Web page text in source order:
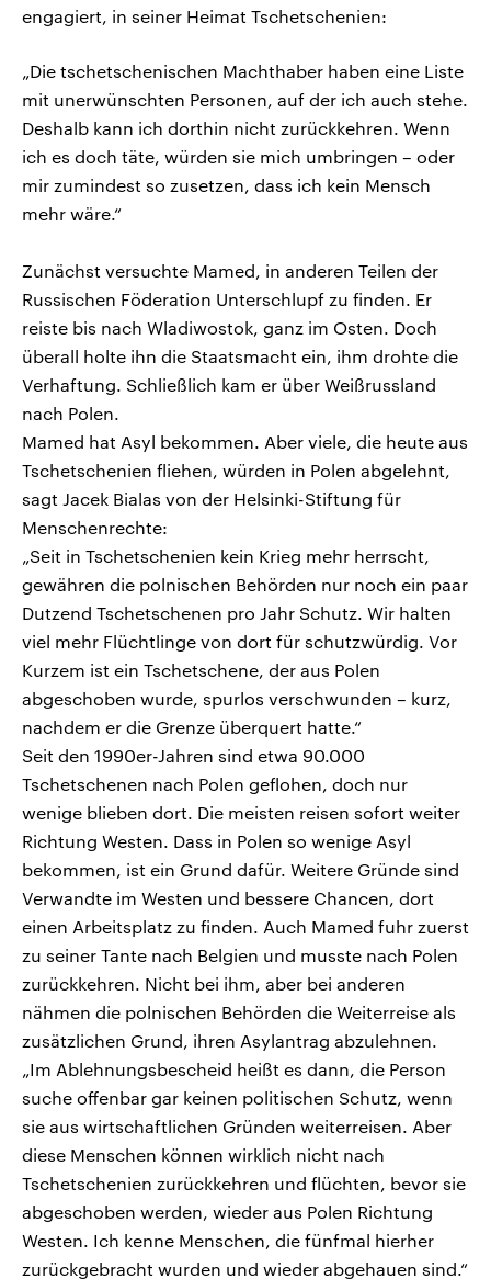
engagiert, in seiner Heimat Tschetschenien:
„Die tschetschenischen Machthaber haben eine Liste
mit unerwünschten Personen, auf der ich auch stehe.
Deshalb kann ich dorthin nicht zurückkehren. Wenn
ich es doch täte, würden sie mich umbringen – oder
mir zumindest so zusetzen, dass ich kein Mensch
mehr wäre.“
Zunächst versuchte Mamed, in anderen Teilen der
Russischen Föderation Unterschlupf zu finden. Er
reiste bis nach Wladiwostok, ganz im Osten. Doch
überall holte ihn die Staatsmacht ein, ihm drohte die
Verhaftung. Schließlich kam er über Weißrussland
nach Polen.
Mamed hat Asyl bekommen. Aber viele, die heute aus
Tschetschenien fliehen, würden in Polen abgelehnt,
sagt Jacek Bialas von der Helsinki-Stiftung für
Menschenrechte:
„Seit in Tschetschenien kein Krieg mehr herrscht,
gewähren die polnischen Behörden nur noch ein paar
Dutzend Tschetschenen pro Jahr Schutz. Wir halten
viel mehr Flüchtlinge von dort für schutzwürdig. Vor
Kurzem ist ein Tschetschene, der aus Polen
abgeschoben wurde, spurlos verschwunden – kurz,
nachdem er die Grenze überquert hatte.“
Seit den 1990er-Jahren sind etwa 90.000
Tschetschenen nach Polen geflohen, doch nur
wenige blieben dort. Die meisten reisen sofort weiter
Richtung Westen. Dass in Polen so wenige Asyl
bekommen, ist ein Grund dafür. Weitere Gründe sind
Verwandte im Westen und bessere Chancen, dort
einen Arbeitsplatz zu finden. Auch Mamed fuhr zuerst
zu seiner Tante nach Belgien und musste nach Polen
zurückkehren. Nicht bei ihm, aber bei anderen
nähmen die polnischen Behörden die Weiterreise als
zusätzlichen Grund, ihren Asylantrag abzulehnen.
„Im Ablehnungsbescheid heißt es dann, die Person
suche offenbar gar keinen politischen Schutz, wenn
sie aus wirtschaftlichen Gründen weiterreisen. Aber
diese Menschen können wirklich nicht nach
Tschetschenien zurückkehren und flüchten, bevor sie
abgeschoben werden, wieder aus Polen Richtung
Westen. Ich kenne Menschen, die fünfmal hierher
zurückgebracht wurden und wieder abgehauen sind.“